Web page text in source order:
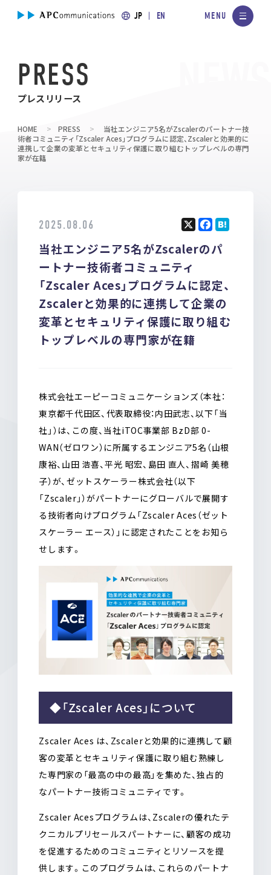
JP EN
PRESS
プレスリリース
HOME PRESS
当社エンジニア5名がZscalerのパートナー技
術者コミュニティ「Zscaler Aces」プログラムに認定、Zscalerと効果的に
連携して企業の変革とセキュリティ保護に取り組むトップレベルの専門
家が在籍
2025.08.06
当社エンジニア5名がZscalerのパ
ートナー技術者コミュニティ
「Zscaler Aces」プログラムに認定、
Zscalerと効果的に連携して企業の
変革とセキュリティ保護に取り組む
トップレベルの専門家が在籍
a
b
o
o
k
at
n
a
株式会社エーピーコミュニケーションズ（本社：
東京都千代田区、代表取締役：内田武志、以下「当
社」）は、この度、当社iTOC事業部 BzD部 0-
WAN（ゼロワン）に所属するエンジニア5名（山根
康裕、山田 浩喜、平光 昭宏、島田 直人、摺崎 美穂
子）が、ゼットスケーラー株式会社（以下
「Zscaler」）がパートナーにグローバルで展開す
る技術者向けプログラム「Zscaler Aces（ゼット
スケーラー エース）」に認定されたことをお知ら
せします。
◆「Zscaler Aces」について
Zscaler Aces は、Zscalerと効果的に連携して顧
客の変革とセキュリティ保護に取り組む熟練し
た専門家の「最高の中の最高」を集めた、独占的
なパートナー技術コミュニティです。
Zscaler Acesプログラムは、Zscalerの優れたテ
クニカルプリセールスパートナーに、顧客の成功
を促進するためのコミュニティとリソースを提
供します。このプログラムは、これらのパートナ